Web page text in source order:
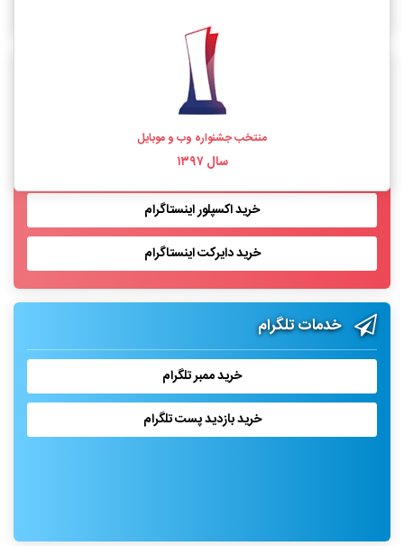
منتخب جشنواره وب و موبایل
سال ۱۳۹۷
خرید بازدید پست اینستاگرام
خرید اکسپلور اینستاگرام
خرید دایرکت اینستاگرام
خدمات تلگرام
خرید ممبر تلگرام
خرید بازدید پست تلگرام